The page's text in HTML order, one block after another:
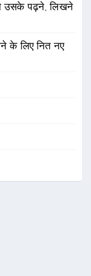
उसके पढ़ने, लिखने
के लिए नित नए